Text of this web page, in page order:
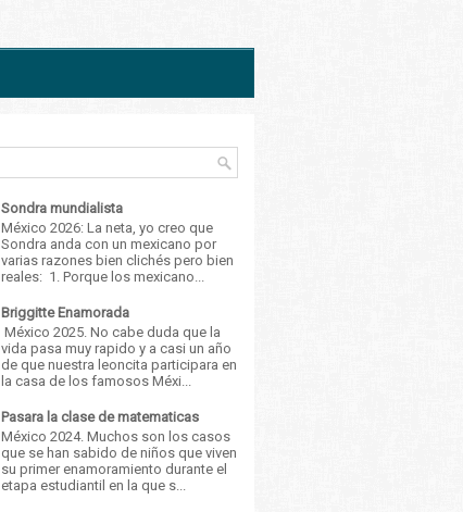
Sondra mundialista
México 2026: La neta, yo creo que
Sondra anda con un mexicano por
varias razones bien clichés pero bien
reales: 1. Porque los mexicano...
Briggitte Enamorada
México 2025. No cabe duda que la
vida pasa muy rapido y a casi un año
de que nuestra leoncita participara en
la casa de los famosos Méxi...
Pasara la clase de matematicas
México 2024. Muchos son los casos
que se han sabido de niños que viven
su primer enamoramiento durante el
etapa estudiantil en la que s...